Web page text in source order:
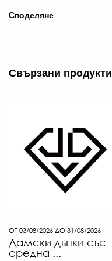
Споделяне
Свързани продукти
ОТ 03/08/2026 ДО 31/08/2026
Дамски дънки със
средна ...